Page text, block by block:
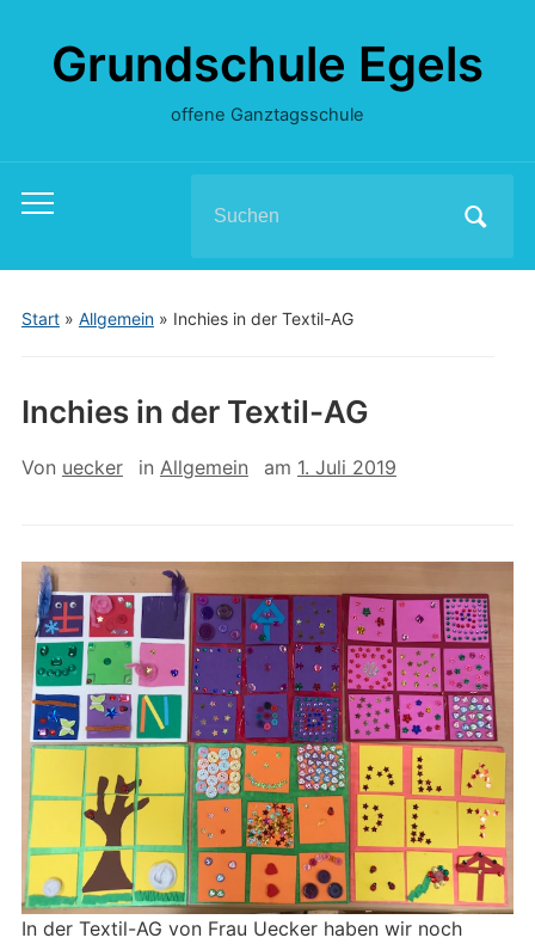
Grundschule Egels
offene Ganztagsschule
Toggle
menu
for:
Start» Allgemein» Inchies in der Textil-AG
Inchies in der Textil-AG
Von uecker in Allgemein am 1. Juli 2019
In der Textil-AG von Frau Uecker haben wir noch